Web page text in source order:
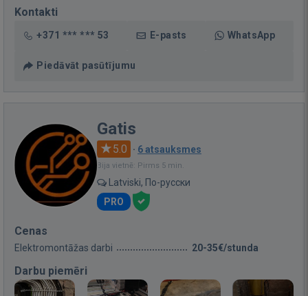
Kontakti
+371 *** *** 53 E-pasts WhatsApp
Piedāvāt pasūtījumu
Gatis
5.0 · 6 atsauksmes
Bija vietnē: Pirms 5 min.
Latviski, По-русски
PRO
Cenas
Elektromontāžas darbi 20-35€/stunda
Darbu piemēri